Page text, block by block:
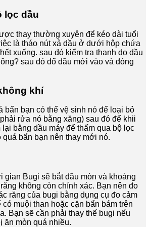
lọc dầu
thay thường xuyên để kéo dài tuổi
là tháo nút xả dầu ở dưới hộp chứa
xuống. sau đó kiểm tra thanh do dầu
sau đó đổ dầu mới vào và đóng
khí
bẩn bạn có thể vệ sinh nó để loại bỏ
rửa nó bằng xăng) sau đó để khii
bằng dầu máy để thấm qua bộ lọc
bẩn bạn nên thay mới nó.
gian Bugi sẽ bắt đầu mòn và khoảng
không còn chính xác. Bạn nên đo
răng của bugi bằng dụng cụ đo cảm
muội than hoặc cặn bẩn bám trên
Bạn sẽ cần phải thay thế bugi nếu
ăn mòn quá nhiều.